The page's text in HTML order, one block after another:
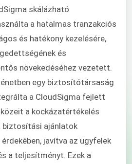
skálázható
a hatalmas tranzakciós
és hatékony kezelésére,
és
növekedéséhez vezetett.
egy biztosítótársaság
a CloudSigma fejlett
a kockázatértékelés
biztosítási ajánlatok
javítva az ügyfelek
a teljesítményt. Ezek a